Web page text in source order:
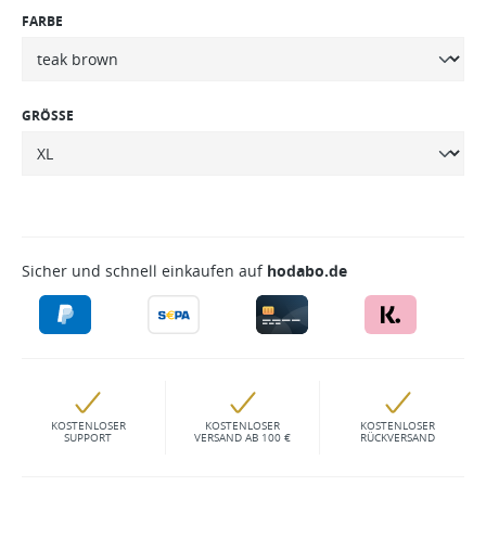
FARBE
GRÖSSE
Sicher und schnell einkaufen auf hodabo.de
KOSTENLOSER
SUPPORT
KOSTENLOSER
VERSAND AB 100 €
KOSTENLOSER
RÜCKVERSAND